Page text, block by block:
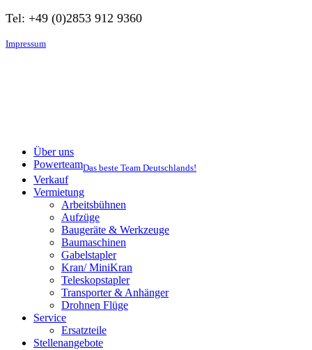
Tel: +49 (0)2853 912 9360
Impressum
Über uns
PowerteamDas beste Team Deutschlands!
Verkauf
Vermietung
Arbeitsbühnen
Aufzüge
Baugeräte & Werkzeuge
Baumaschinen
Gabelstapler
Kran/ MiniKran
Teleskopstapler
Transporter & Anhänger
Drohnen Flüge
Service
Ersatzteile
Stellenangebote